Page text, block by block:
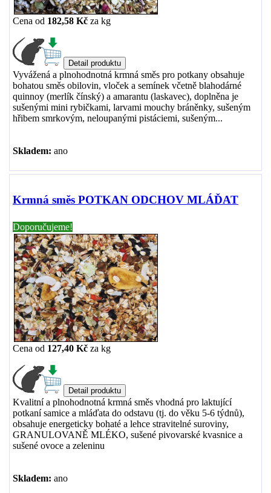
Cena od 182,58 Kč za kg
Vyvážená a plnohodnotná krmná směs pro potkany obsahuje
bohatou směs obilovin, vloček a semínek včetně blahodárné
quinnoy (merlík čínský) a amarantu (laskavec), doplněna je
sušenými mini rybičkami, larvami mouchy bráněnky, sušeným
hřibem smrkovým, neloupanými pistáciemi, sušeným...
Skladem: ano
Krmná směs POTKAN ODCHOV MLÁĎAT
Doporučujeme!
Cena od 127,40 Kč za kg
Kvalitní a plnohodnotná krmná směs vhodná pro laktující
potkaní samice a mláďata do odstavu (tj. do věku 5-6 týdnů),
obsahuje energeticky bohaté a lehce stravitelné suroviny,
GRANULOVANĚ MLÉKO, sušené pivovarské kvasnice a
sušené ovoce a zeleninu
Skladem: ano